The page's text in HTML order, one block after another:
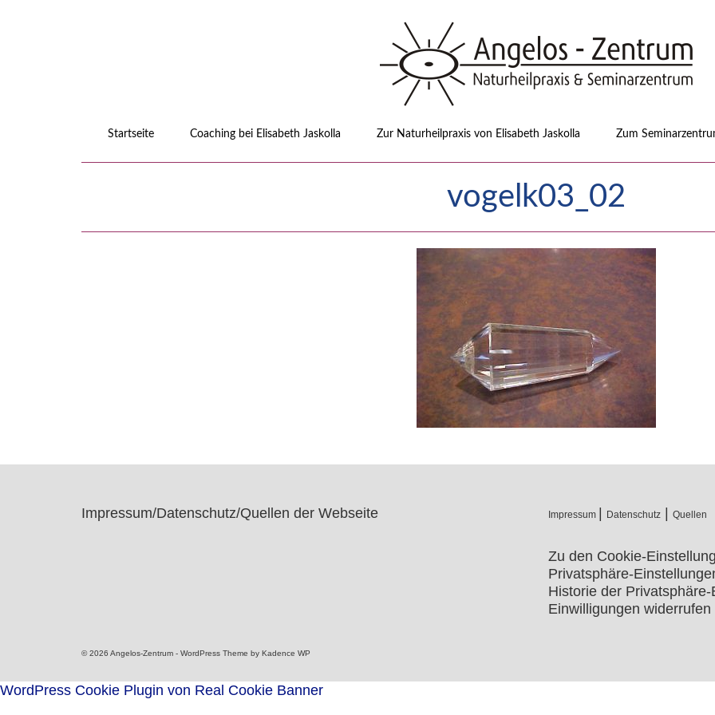
Startseite Coaching bei Elisabeth Jaskolla Zur Naturheilpraxis von Elisabeth Jaskolla Zum
vogelk03_02
Impressum/Datenschutz/Quellen der Webseite Impressum Datenschutz Quellen
Zu den Cookie-
Privatsphäre-
Historie der
Einwilligungen widerrufen
© 2026 Angelos-Zentrum - WordPress Theme by Kadence WP
WordPress Cookie Plugin von Real Cookie Banner